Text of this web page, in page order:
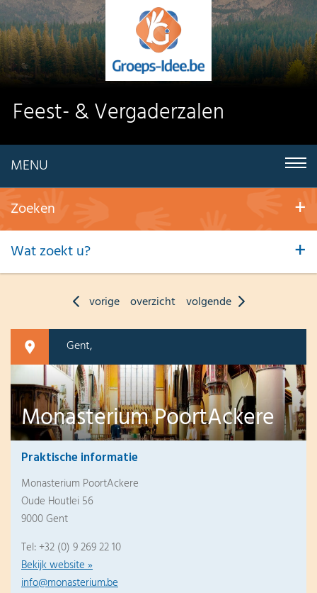
Feest- & Vergaderzalen
MENU
Zoeken
Wat zoekt u?
vorige overzicht volgende
Gent,
Monasterium PoortAckere
Praktische informatie
Monasterium PoortAckere
Oude Houtlei 56
9000 Gent
Tel: +32 (0) 9 269 22 10
Bekijk website »
info@monasterium.be